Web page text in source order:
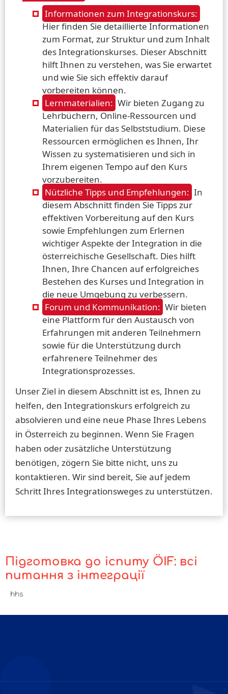
Informationen zum Integrationskurs:
Hier finden Sie detaillierte Informationen
zum Format, zur Struktur und zum Inhalt
des Integrationskurses. Dieser Abschnitt
hilft Ihnen zu verstehen, was Sie erwartet
und wie Sie sich effektiv darauf
vorbereiten können.
Lernmaterialien: Wir bieten Zugang zu
Lehrbüchern, Online-Ressourcen und
Materialien für das Selbststudium. Diese
Ressourcen ermöglichen es Ihnen, Ihr
Wissen zu systematisieren und sich in
Ihrem eigenen Tempo auf den Kurs
vorzubereiten.
Nützliche Tipps und Empfehlungen: In
diesem Abschnitt finden Sie Tipps zur
effektiven Vorbereitung auf den Kurs
sowie Empfehlungen zum Erlernen
wichtiger Aspekte der Integration in die
österreichische Gesellschaft. Dies hilft
Ihnen, Ihre Chancen auf erfolgreiches
Bestehen des Kurses und Integration in
die neue Umgebung zu verbessern.
Forum und Kommunikation: Wir bieten
eine Plattform für den Austausch von
Erfahrungen mit anderen Teilnehmern
sowie für die Unterstützung durch
erfahrenere Teilnehmer des
Integrationsprozesses.
Unser Ziel in diesem Abschnitt ist es, Ihnen zu
helfen, den Integrationskurs erfolgreich zu
absolvieren und eine neue Phase Ihres Lebens
in Österreich zu beginnen. Wenn Sie Fragen
haben oder zusätzliche Unterstützung
benötigen, zögern Sie bitte nicht, uns zu
kontaktieren. Wir sind bereit, Sie auf jedem
Schritt Ihres Integrationsweges zu unterstützen.
Підготовка до іспиту ÖIF: всі
питання з інтеграції
hhs